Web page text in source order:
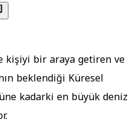
kişiyi bir araya getiren ve
beklendiği Küresel
kadarki en büyük deniz